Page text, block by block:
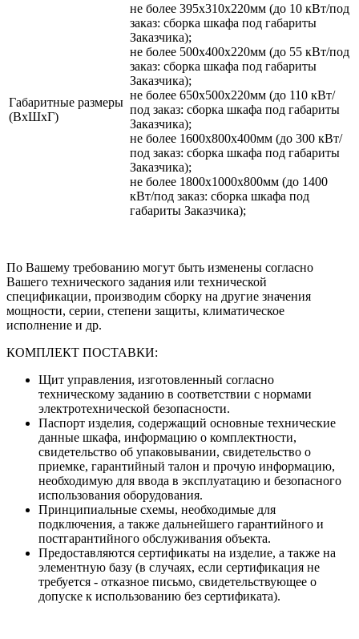
Габаритные размеры
(ВхШхГ)
не более 395х310х220мм (до 10 кВт/под
заказ: сборка шкафа под габариты
Заказчика);
не более 500х400х220мм (до 55 кВт/под
заказ: сборка шкафа под габариты
Заказчика);
не более 650х500х220мм (до 110 кВт/
под заказ: сборка шкафа под габариты
Заказчика);
не более 1600х800х400мм (до 300 кВт/
под заказ: сборка шкафа под габариты
Заказчика);
не более 1800х1000х800мм (до 1400
кВт/под заказ: сборка шкафа под
габариты Заказчика);
По Вашему требованию могут быть изменены согласно
Вашего технического задания или технической
спецификации, производим сборку на другие значения
мощности, серии, степени защиты, климатическое
исполнение и др.
КОМПЛЕКТ ПОСТАВКИ:
Щит управления, изготовленный согласно
техническому заданию в соответствии с нормами
электротехнической безопасности.
Паспорт изделия, содержащий основные технические
данные шкафа, информацию о комплектности,
свидетельство об упаковывании, свидетельство о
приемке, гарантийный талон и прочую информацию,
необходимую для ввода в эксплуатацию и безопасного
использования оборудования.
Принципиальные схемы, необходимые для
подключения, а также дальнейшего гарантийного и
постгарантийного обслуживания объекта.
Предоставляются сертификаты на изделие, а также на
элементную базу (в случаях, если сертификация не
требуется - отказное письмо, свидетельствующее о
допуске к использованию без сертификата).